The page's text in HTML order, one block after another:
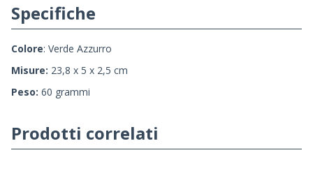
Specifiche
Colore: Verde Azzurro
Misure: 23,8 x 5 x 2,5 cm
Peso: 60 grammi
Prodotti correlati